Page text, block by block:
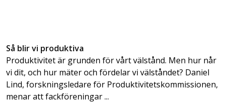
Så blir vi produktiva
Produktivitet är grunden för vårt välstånd. Men hur når
vi dit, och hur mäter och fördelar vi välståndet? Daniel
Lind, forskningsledare för Produktivitetskommissionen,
menar att fackföreningar ...